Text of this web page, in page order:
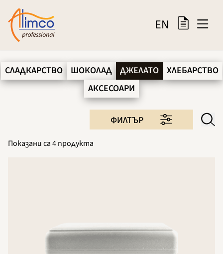
EN
СЛАДКАРСТВО ШОКОЛАД ДЖЕЛАТО
ХЛЕБАРСТВО
АКСЕСОАРИ
ФИЛТЪР
Показани са4продукта